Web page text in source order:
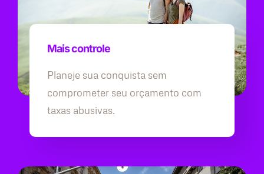
Mais controle
Planeje sua conquista sem
comprometer seu orçamento com
taxas abusivas.